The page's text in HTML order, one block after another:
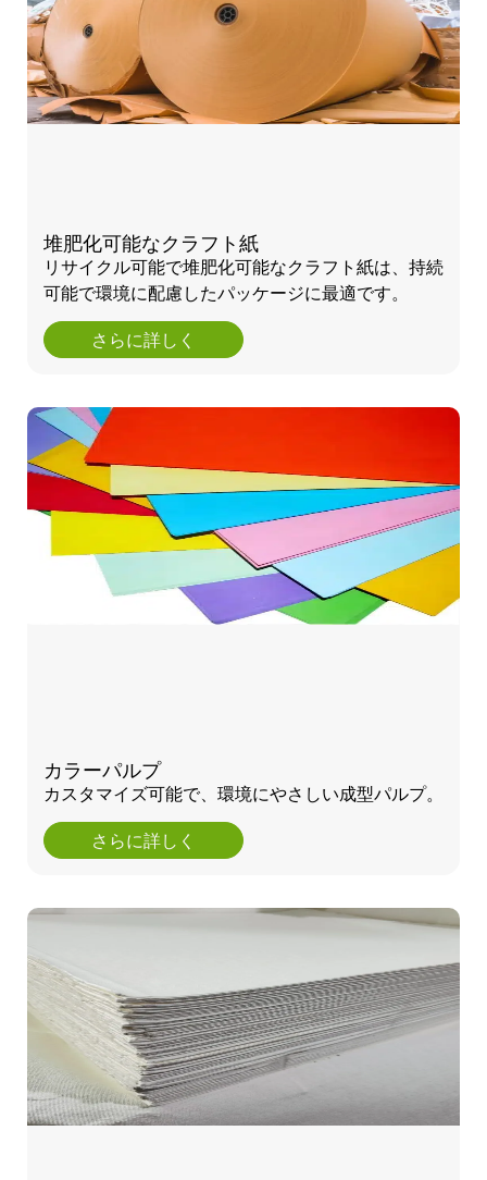
堆肥化可能なクラフト紙
リサイクル可能で堆肥化可能なクラフト紙は、持続
可能で環境に配慮したパッケージに最適です。
さらに詳しく
カラーパルプ
カスタマイズ可能で、環境にやさしい成型パルプ。
さらに詳しく